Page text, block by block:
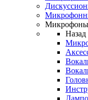
Микрофоны
Назад